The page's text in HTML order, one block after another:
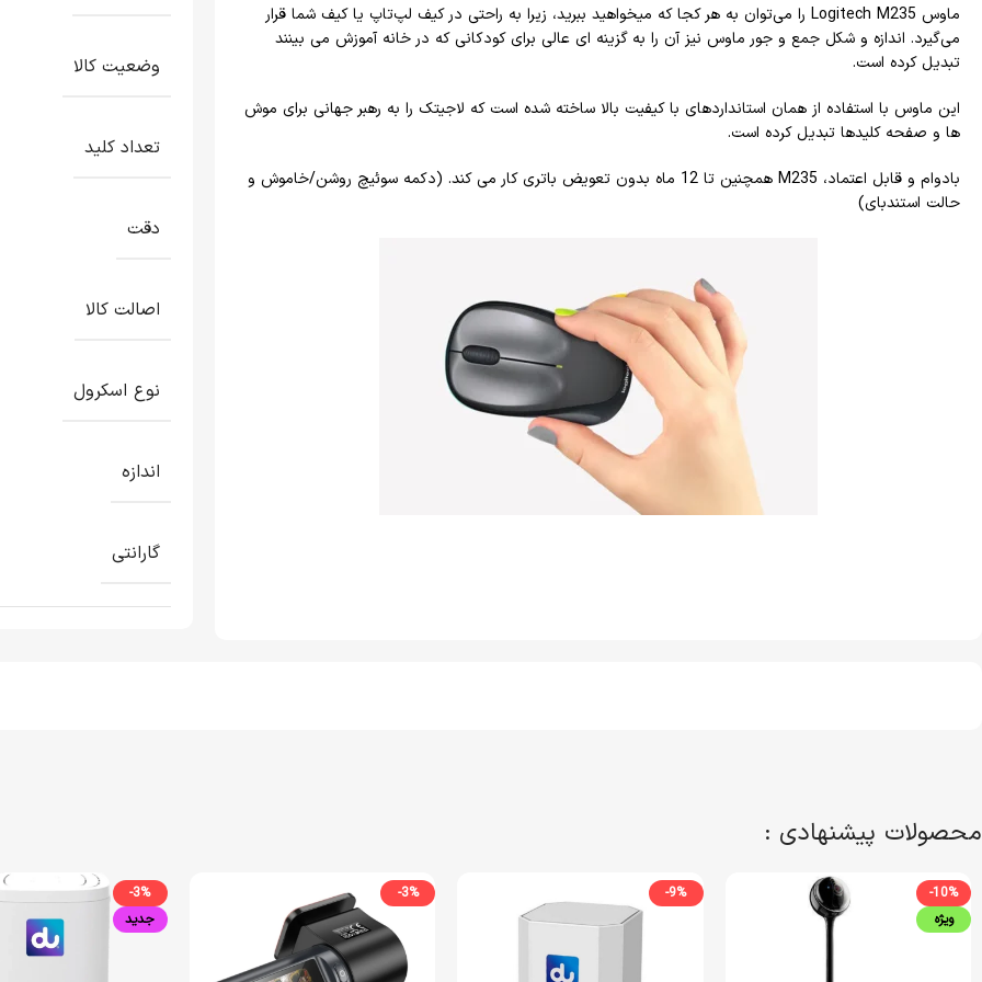
ماوس Logitech M235 را می‌توان به هر کجا که میخواهید ببرید، زیرا به راحتی در کیف لپ‌تاپ یا کیف شما قرار
می‌گیرد. اندازه و شکل جمع و جور ماوس نیز آن را به گزینه ای عالی برای کودکانی که در خانه آموزش می بینند
تبدیل کرده است.
این ماوس با استفاده از همان استانداردهای با کیفیت بالا ساخته شده است که لاجیتک را به رهبر جهانی برای موش
ها و صفحه کلیدها تبدیل کرده است.
بادوام و قابل اعتماد، M235 همچنین تا 12 ماه بدون تعویض باتری کار می کند. (دکمه سوئیچ روشن/خاموش و
حالت استندبای)
وضعیت کالا
تعداد کلید
دقت
اصالت کالا
نوع اسکرول
اندازه
گارانتی
محصولات پیشنهادی :
-10%
ویژه
-9%
-3%
-3%
جدید